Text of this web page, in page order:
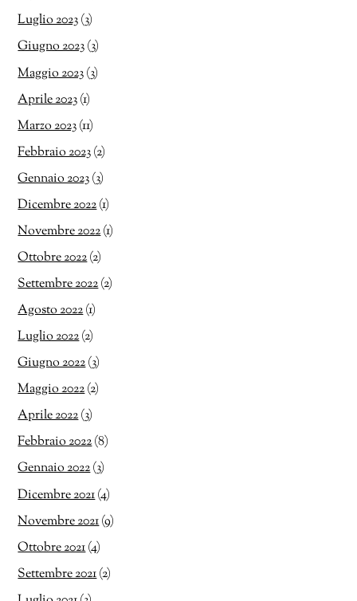
Luglio 2023(3)
Giugno 2023(3)
Maggio 2023(3)
Aprile 2023(1)
Marzo 2023(11)
Febbraio 2023(2)
Gennaio 2023(3)
Dicembre 2022(1)
Novembre 2022(1)
Ottobre 2022(2)
Settembre 2022(2)
Agosto 2022(1)
Luglio 2022(2)
Giugno 2022(3)
Maggio 2022(2)
Aprile 2022(3)
Febbraio 2022(8)
Gennaio 2022(3)
Dicembre 2021(4)
Novembre 2021(9)
Ottobre 2021(4)
Settembre 2021(2)